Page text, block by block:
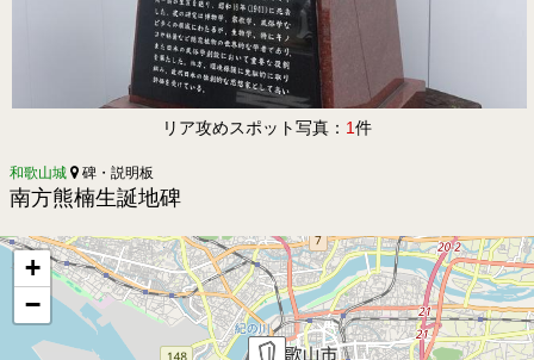
リア攻めスポット写真： 1件
和歌山城 碑・説明板
南方熊楠生誕地碑
+
−